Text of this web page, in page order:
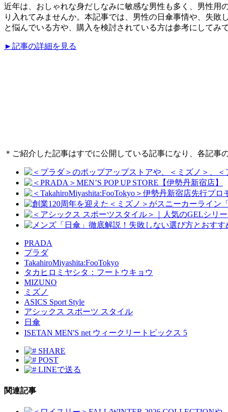
近年は、おしゃれな身だしなみに敏感な男性も多く、男性用
り入れてみませんか。本記事では、男性の日傘事情や、失敗
と悩んでいる方や、購入を検討されている方は参考にしてみ
►記事の詳細を見る
＊ご紹介した記事はすでに公開している記事になり、各記事
PRADA
プラダ
TakahiroMiyashita:FooTokyo
タカヒロミヤシタ：フートウキョウ
MIZUNO
ミズノ
ASICS Sport Style
アシックス スポーツ スタイル
日傘
ISETAN MEN'S net ウィークリートピックス 5
SHARE
POST
LINEで送る
関連記事